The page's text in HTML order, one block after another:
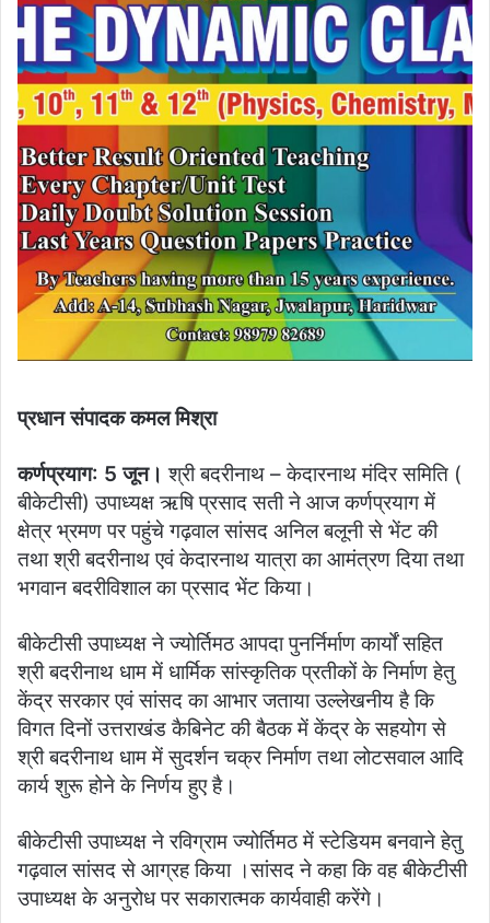
प्रधान संपादक कमल मिश्रा
कर्णप्रयाग: 5 जून। श्री बदरीनाथ – केदारनाथ मंदिर समिति (
बीकेटीसी) उपाध्यक्ष ऋषि प्रसाद सती ने आज कर्णप्रयाग में
क्षेत्र भ्रमण पर पहुंचे गढ़वाल सांसद अनिल बलूनी से भेंट की
तथा श्री बदरीनाथ एवं केदारनाथ यात्रा का आमंत्रण दिया तथा
भगवान बदरीविशाल का प्रसाद भेंट किया।
बीकेटीसी उपाध्यक्ष ने ज्योर्तिमठ आपदा पुनर्निर्माण कार्यों सहित
श्री बदरीनाथ धाम में धार्मिक सांस्कृतिक प्रतीकों के निर्माण हेतु
केंद्र सरकार एवं सांसद का आभार जताया उल्लेखनीय है कि
विगत दिनों उत्तराखंड कैबिनेट की बैठक में केंद्र के सहयोग से
श्री बदरीनाथ धाम में सुदर्शन चक्र निर्माण तथा लोटसवाल आदि
कार्य शुरू होने के निर्णय हुए है।
बीकेटीसी उपाध्यक्ष ने रविग्राम ज्योर्तिमठ में स्टेडियम बनवाने हेतु
गढ़वाल सांसद से आग्रह किया ।सांसद ने कहा कि वह बीकेटीसी
उपाध्यक्ष के अनुरोध पर सकारात्मक कार्यवाही करेंगे।